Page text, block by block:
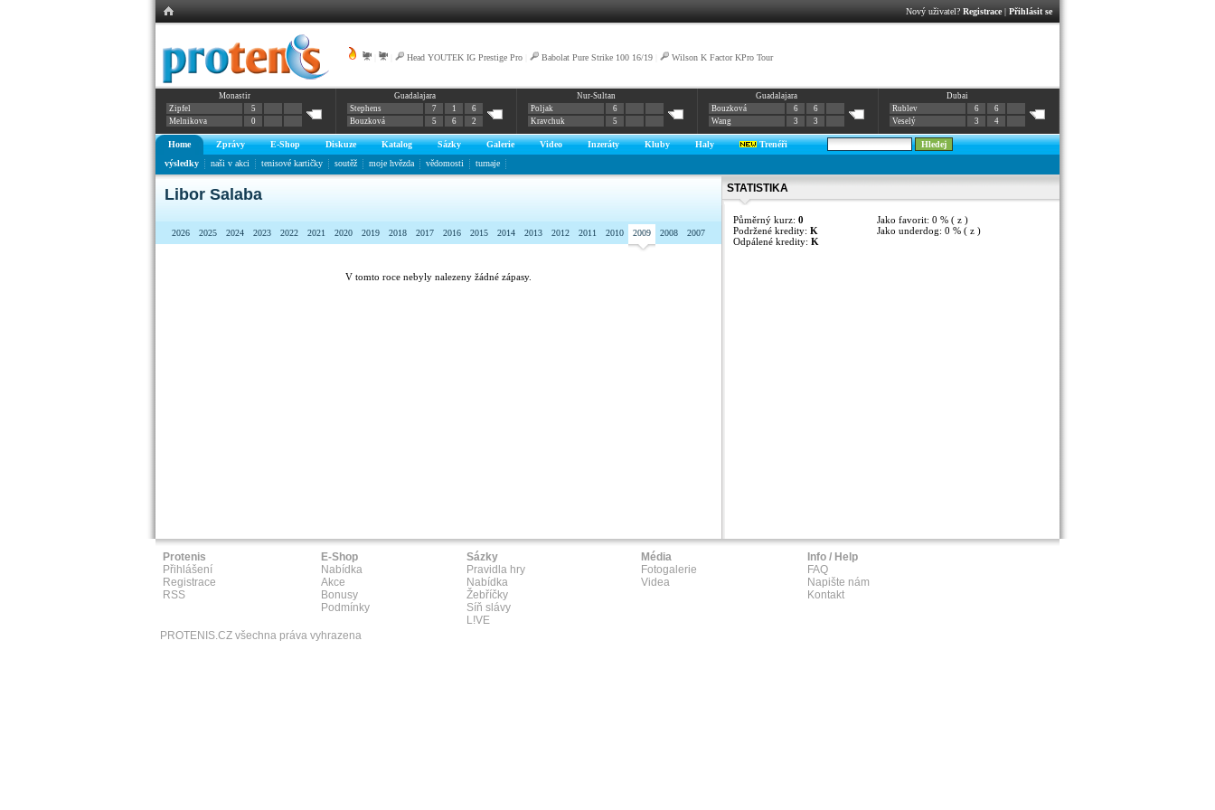
Nový uživatel? Registrace| Přihlásit se
Head YOUTEK IG Prestige Pro Babolat Pure Strike 100 16/19 Wilson K Factor KPro Tour
Monastir
Zipfel
5
Melnikova
0
Guadalajara
Stephens
7 1
6
Bouzková
5 6 2
Nur-Sultan
Poljak
6
Kravchuk
5
Guadalajara
Bouzková
6
6
Wang
3 3
Dubai
Rublev
6
6
Veselý
3 4
Home Zprávy E-Shop Diskuze Katalog Sázky Galerie Video Inzeráty Kluby Haly
Trenéři
výsledky
naši v akci tenisové kartičky soutěž moje hvězda vědomosti turnaje
Libor Salaba
2026 2025 2024 2023 2022 2021 2020 2019 2018 2017 2016 2015 2014 2013 2012 2011 2010 2009 2008 2007
V tomto roce nebyly nalezeny žádné zápasy.
STATISTIKA
Půměrný kurz: 0
Podržené kredity: K
Odpálené kredity: K
Jako favorit: 0 % ( z )
Jako underdog: 0 % ( z )
Protenis
Přihlášení
Registrace
RSS
E-Shop
Nabídka
Akce
Bonusy
Podmínky
Sázky
Pravidla hry
Nabídka
Žebříčky
Síň slávy
L!VE
Média
Fotogalerie
Videa
Info / Help
FAQ
Napište nám
Kontakt
PROTENIS.CZ všechna práva vyhrazena